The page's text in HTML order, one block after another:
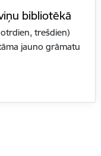
bibliotēkā
trešdien)
jauno grāmatu